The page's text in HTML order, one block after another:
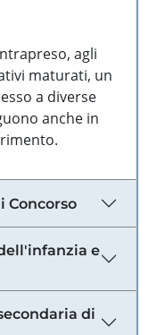
agli
maturati, un
a diverse
anche in
Concorso
e
di